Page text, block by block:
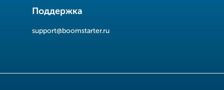
Поддержка
support@boomstarter.ru